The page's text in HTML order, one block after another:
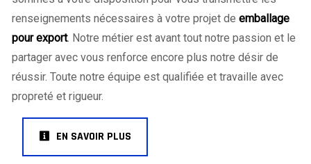
renseignements nécessaires à votre projet de emballage
pour export. Notre métier est avant tout notre passion et le
partager avec vous renforce encore plus notre désir de
réussir. Toute notre équipe est qualifiée et travaille avec
propreté et rigueur.
EN SAVOIR PLUS